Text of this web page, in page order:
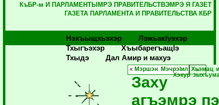
КъБР-м И ПАРЛАМЕНТЫМРЭ ПРАВИТЕЛЬСТВЭМРЭ Я ГАЗЕТ
ГАЗЕТА ПАРЛАМЕНТА И ПРАВИТЕЛЬСТВА КБР
Нэхъыщхьэхэр
Лэжьакlуэхэр
Тхыгъэхэр
Хъыбарегъащlэ
Тхыдэ
Дал Амир и махуэ
« Мэршэн МэчрэIил Хьэмац
Хэкур
Заху
агъэмрэ